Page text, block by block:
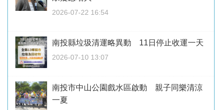
2026-07-22 16:54
南投縣垃圾清運略異動 11日停止收運一天
2026-07-10 13:07
南投市中山公園戲水區啟動 親子同樂清涼
一夏